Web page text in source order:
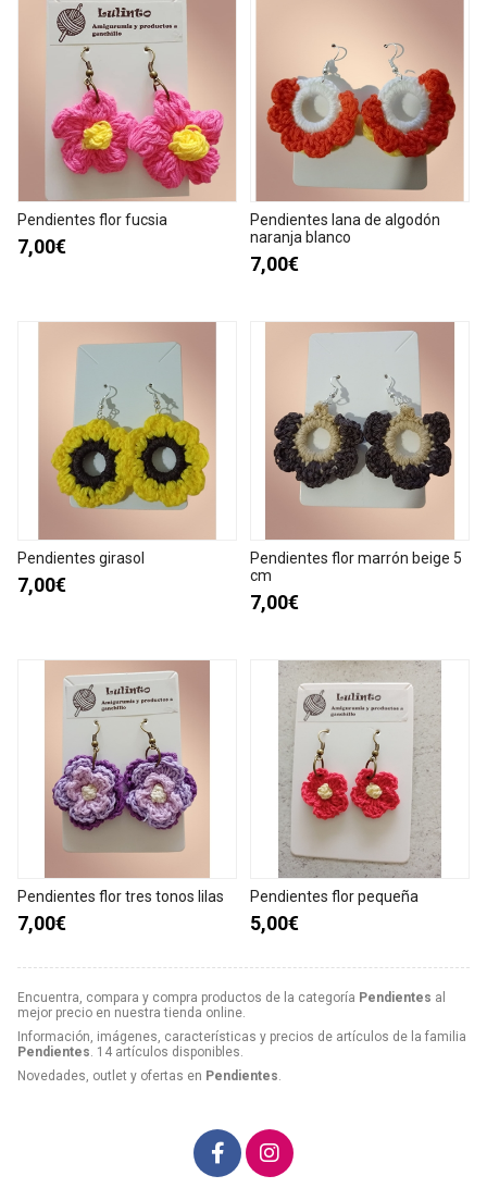
Encuentra, compara y compra productos de la categoría Pendientes al
mejor precio en nuestra tienda online.
Información, imágenes, características y precios de artículos de la familia
Pendientes . 14 artículos disponibles.
Novedades, outlet y ofertas en Pendientes
Pendientes flor fucsia
7,00€
Pendientes lana de algodón
naranja blanco
7,00€
Pendientes girasol
7,00€
Pendientes flor marrón beige 5
cm
7,00€
Pendientes flor tres tonos lilas
7,00€
Pendientes flor pequeña
5,00€